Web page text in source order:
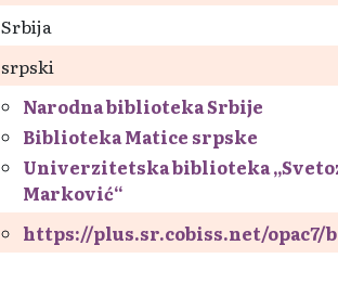
Srbija
srpski
Narodna biblioteka Srbije
Biblioteka Matice srpske
Univerzitetska biblioteka
Marković“
https://plus.sr.cobiss.net/opac7/